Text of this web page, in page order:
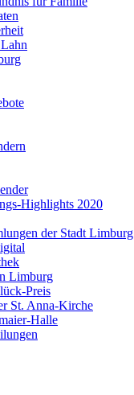
Highlights 2020
der Stadt Limburg
Limburg
Preis
St. Anna-Kirche
Halle